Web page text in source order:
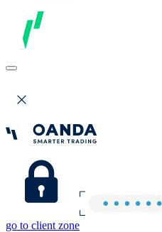
go to client zone